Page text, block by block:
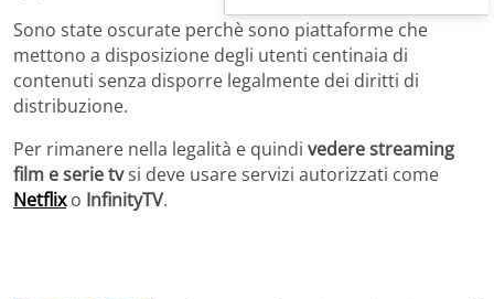
Sono state oscurate perchè sono piattaforme che
mettono a disposizione degli utenti centinaia di
contenuti senza disporre legalmente dei diritti di
distribuzione.
Per rimanere nella legalità e quindi vedere streaming
film e serie tvsi deve usare servizi autorizzati come
Netflixo InfinityTV.